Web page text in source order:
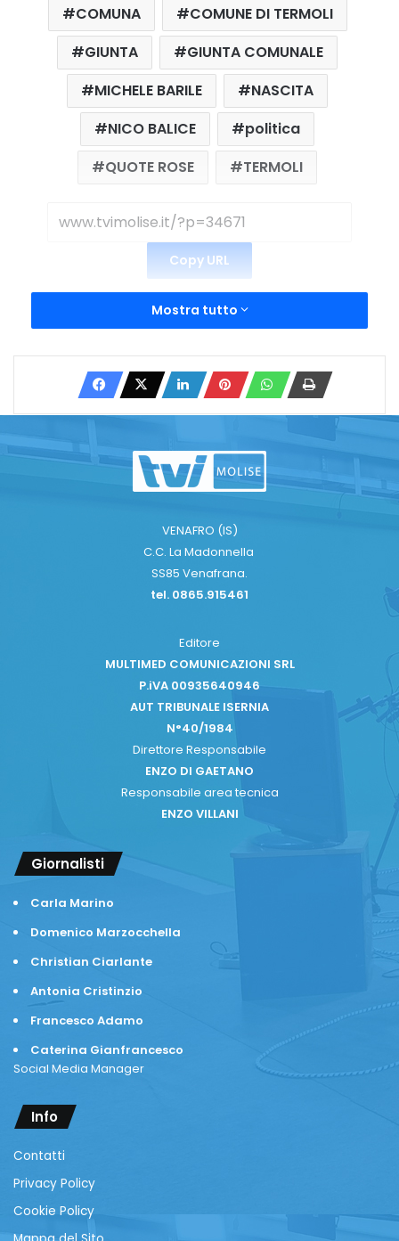
COMUNA
COMUNE DI TERMOLI
GIUNTA
GIUNTA COMUNALE
MICHELE BARILE
NASCITA
NICO BALICE
politica
QUOTE ROSE
TERMOLI
Copy URL
Mostra tutto
VENAFRO (IS)
C.C. La Madonnella
SS85 Venafrana.
tel. 0865.915461
Editore
MULTIMED COMUNICAZIONI SRL
P.iVA 00935640946
AUT TRIBUNALE ISERNIA
N°40/1984
Direttore Responsabile
ENZO DI GAETANO
Responsabile area tecnica
ENZO VILLANI
Giornalisti
Carla Marino
Domenico Marzocchella
Christian Ciarlante
Antonia Cristinzio
Francesco Adamo
Caterina Gianfrancesco
Social Media Manager
Info
Contatti
Privacy Policy
Cookie Policy